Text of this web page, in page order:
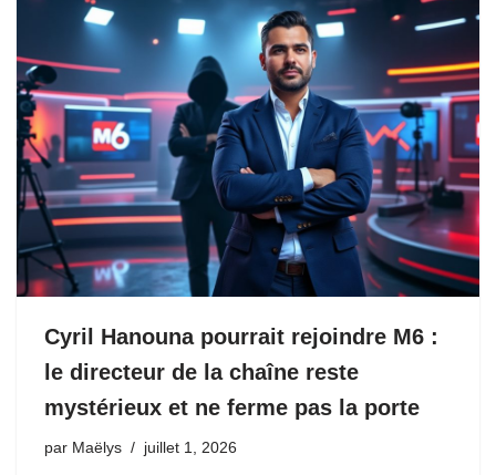
Cyril Hanouna pourrait rejoindre M6 :
le directeur de la chaîne reste
mystérieux et ne ferme pas la porte
par Maëlys juillet 1, 2026